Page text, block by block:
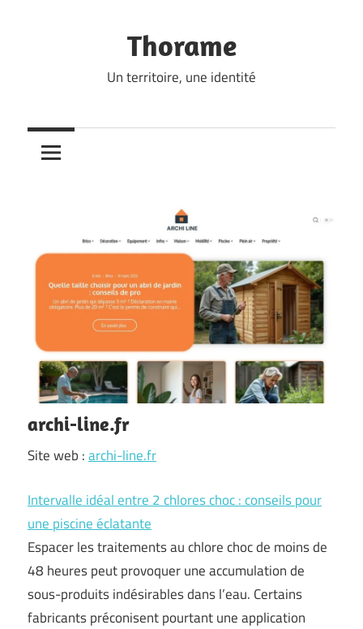
Thorame
Un territoire, une identité
archi-line.fr
Site web :archi-line.fr
Intervalle idéal entre 2 chlores choc : conseils pour
une piscine éclatante
Espacer les traitements au chlore choc de moins de
48 heures peut provoquer une accumulation de
sous-produits indésirables dans l’eau. Certains
fabricants préconisent pourtant une application